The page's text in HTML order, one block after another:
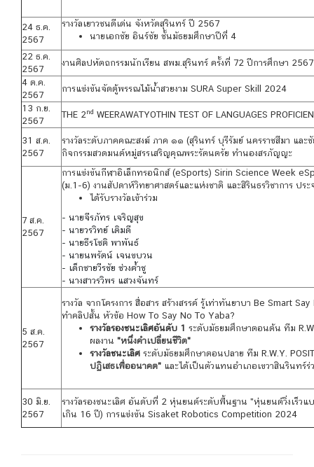
24 ธ.ค.
2567
รางวัลเยาวชนดีเด่น จังหวัดสุรินทร์ ปี 2567
นายเอกชัย อินร์ชัย ชั้นมัธยมศึกษาปีที่ 4
22 ธ.ค.
2567
งานศิลปหัตถกรรมนักเรียน สพม.สุรินทร์ ครั้งที่ 72 ปีการศึกษา
4 ต.ค.
2567
การแข่งขันจัดตู้พรรณไม้น้ำสวยงาม SURA Super Skill 2024
13 ก.ย.
2567
THE 2nd WEERAWATYOTHIN TEST OF LANGUAGES
31 ส.ค.
2567
รางวัลระดับภาคคณะสงฆ์ ภาค ๑๑ (สุรินทร์ บุรีรัมย์ นครราชสีมา และ
กิจกรรมสวดมนต์หมู่สรรเสริญคุณพระรัตนตรัย ทํานองสรภัญญะ
7 ส.ค.
2567
การแข่งขันกีฬาอิเล็กทรอนิกส์ (eSports) Sirin Science Week
(ม.1-6) งานสัปดาห์วิทยาศาสตร์และแห่งชาติ และสิรินธรวิชาการ ปร
ได้รับรางวัลเข้าร่วม
- นายจีรภัทร เจริญสุข
- นายวรวิทย์ เติมดี
- นายธีรโชติ พาพันธ์
- นายนพรัตน์ เจนขบวน
- เด็กชายวีรชัย ช่วงค้ำชู
- นางสาวรวิพร แสวงจันทร์
5 ส.ค.
2567
รางวัล จากโครงการ สื่อสาร สร้างสรรค์ รู้เท่าทันยาบา Be Smart
ทำคลิปสั้น หัวข้อ How To Say No To Yaba?
รางวัลรองชนะเลิศอันดับ 1 ระดับมัธยมศึกษาตอนต้น ทีม
ผลงาน "หนึ่งคำเปลี่ยนชีวิต"
รางวัลชนะเลิศ ระดับมัธยมศึกษาตอนปลาย ทีม R.W.Y.
ปฏิเสธเพื่ออนาคต" และได้เป็นตัวแทนอำเภอเขวาสินรินทร์
30 มิ.ย.
2567
รางวัลรองชนะเลิศ อันดับที่ 2 หุ่นยนต์ระดับพื้นฐาน "หุ่นยนต์วิ่งเร็ว
เกิน 16 ปี) การแข่งขัน Sisaket Robotics Competition 2024